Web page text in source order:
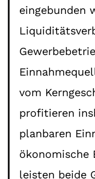
eingebunden
vom
profitieren
planbaren
ökonomische
leisten beide